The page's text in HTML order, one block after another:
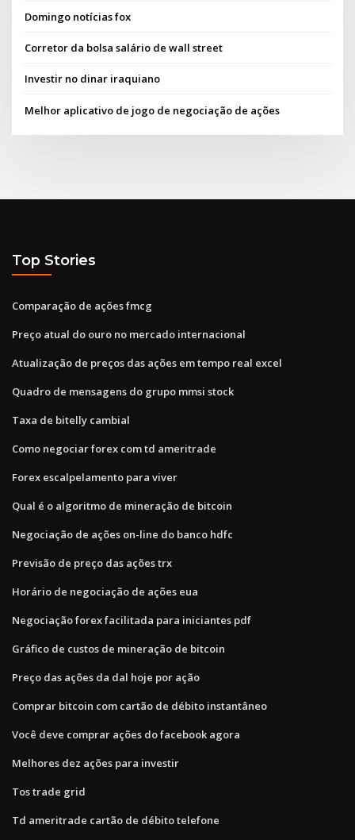
Domingo notícias fox
Corretor da bolsa salário de wall street
Investir no dinar iraquiano
Melhor aplicativo de jogo de negociação de ações
Top Stories
Comparação de ações fmcg
Preço atual do ouro no mercado internacional
Atualização de preços das ações em tempo real excel
Quadro de mensagens do grupo mmsi stock
Taxa de bitelly cambial
Como negociar forex com td ameritrade
Forex escalpelamento para viver
Qual é o algoritmo de mineração de bitcoin
Negociação de ações on-line do banco hdfc
Previsão de preço das ações trx
Horário de negociação de ações eua
Negociação forex facilitada para iniciantes pdf
Gráfico de custos de mineração de bitcoin
Preço das ações da dal hoje por ação
Comprar bitcoin com cartão de débito instantâneo
Você deve comprar ações do facebook agora
Melhores dez ações para investir
Tos trade grid
Td ameritrade cartão de débito telefone